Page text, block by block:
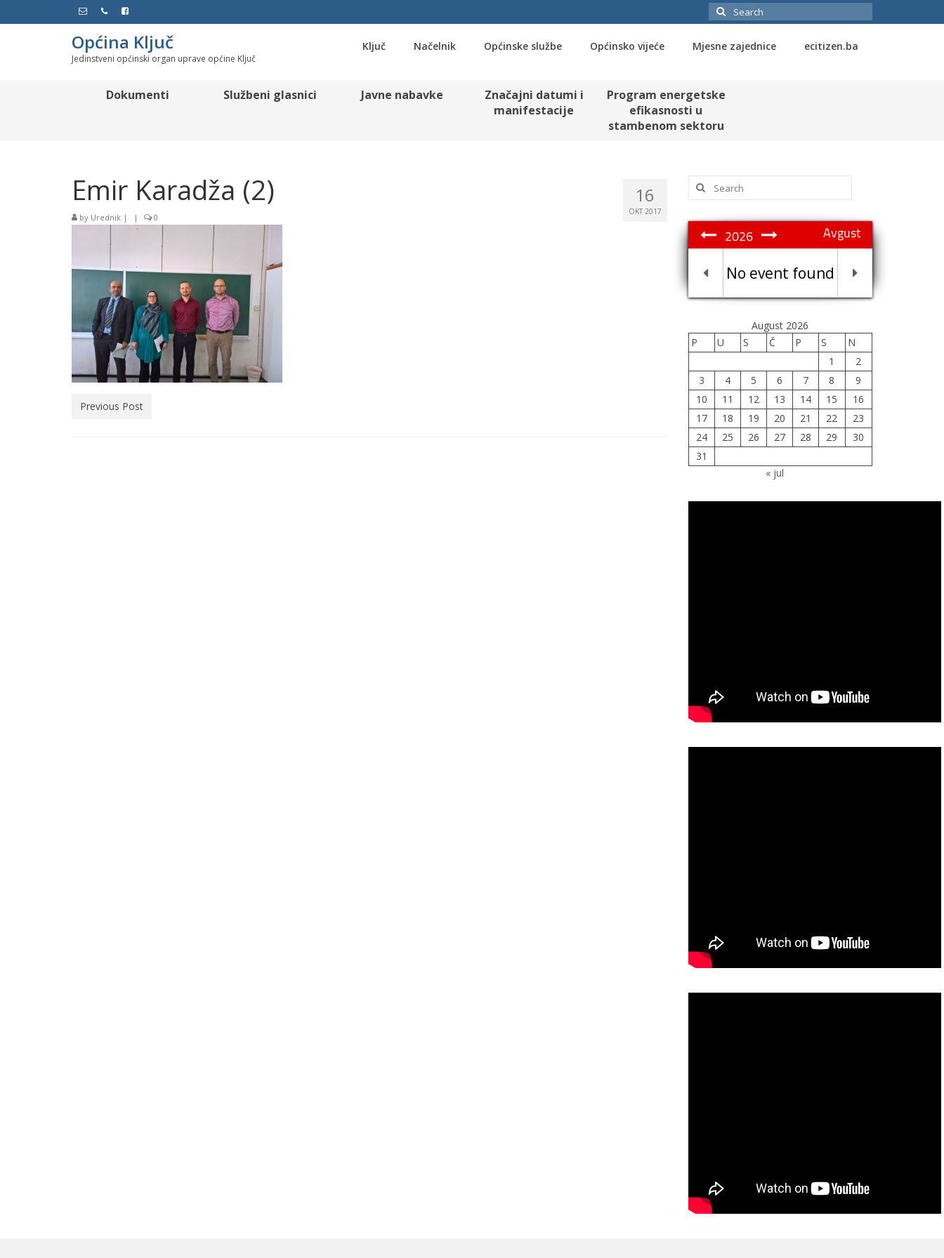
Search
for:
Općina Ključ
Jedinstveni općinski organ uprave općine Ključ
Ključ Načelnik Općinske službe Općinsko vijeće Mjesne zajednice ecitizen.ba
Dokumenti Službeni glasnici Javne nabavke
Značajni datumi i
manifestacije
Program energetske
efikasnosti u
stambenom sektoru
16
OKT 2017
Emir Karadža (2)
by Urednik | | 0
Previous Post
Search
for:
Avgust
2026
No event found
August 2026
P
U S Č P S
N
1
2
3
4 5 6 7 8
9
10
11 12 13 14 15
16
17
18 19 20 21 22
23
24
25 26 27 28 29
30
31
« jul